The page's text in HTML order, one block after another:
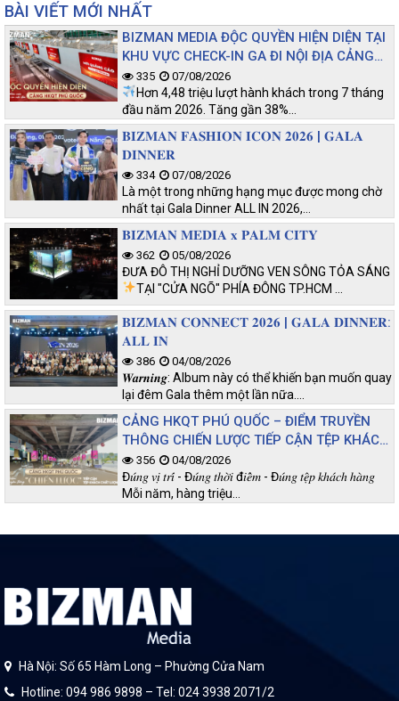
BÀI VIẾT MỚI NHẤT
BIZMAN MEDIA ĐỘC QUYỀN HIỆN DIỆN TẠI
KHU VỰC CHECK-IN GA ĐI NỘI ĐỊA CẢNG
HKQT PHÚ QUỐC
335 07/08/2026
Hơn 4,48 triệu lượt hành khách trong 7 tháng
đầu năm 2026. Tăng gần 38%…
𝐁𝐈𝐙𝐌𝐀𝐍 𝐅𝐀𝐒𝐇𝐈𝐎𝐍 𝐈𝐂𝐎𝐍 𝟐𝟎𝟐𝟔 | 𝐆𝐀𝐋𝐀
𝐃𝐈𝐍𝐍𝐄𝐑
334 07/08/2026
Là một trong những hạng mục được mong chờ
nhất tại Gala Dinner ALL IN 2026,…
𝐁𝐈𝐙𝐌𝐀𝐍 𝐌𝐄𝐃𝐈𝐀 𝐱 𝐏𝐀𝐋𝐌 𝐂𝐈𝐓𝐘
362 05/08/2026
ĐƯA ĐÔ THỊ NGHỈ DƯỠNG VEN SÔNG TỎA SÁNG
TẠI "CỬA NGÕ" PHÍA ĐÔNG TP.HCM
𝐁𝐈𝐙𝐌𝐀𝐍 𝐂𝐎𝐍𝐍𝐄𝐂𝐓 𝟐𝟎𝟐𝟔 | 𝐆𝐀𝐋𝐀 𝐃𝐈𝐍𝐍𝐄𝐑:
𝐀𝐋𝐋 𝐈𝐍
386 04/08/2026
𝑾𝒂𝒓𝒏𝒊𝒏𝒈: Album này có thể khiến bạn muốn quay
lại đêm Gala thêm một lần nữa.…
CẢNG HKQT PHÚ QUỐC – ĐIỂM TRUYỀN
THÔNG CHIẾN LƯỢC TIẾP CẬN TỆP KHÁCH
CHẤT LƯỢNG
356 04/08/2026
Đ𝑢́𝑛𝑔 𝑣𝑖̣ 𝑡𝑟𝑖́ - Đ𝑢́𝑛𝑔 𝑡ℎ𝑜̛̀𝑖 đ𝑖𝑒̂̉𝑚 - Đ𝑢́𝑛𝑔 𝑡𝑒̣̂𝑝 𝑘ℎ𝑎́𝑐ℎ ℎ𝑎̀𝑛𝑔
Mỗi năm, hàng triệu…
Hà Nội: Số 65 Hàm Long – Phường Cửa Nam
Hotline: 094 986 9898 – Tel: 024 3938 2071/2